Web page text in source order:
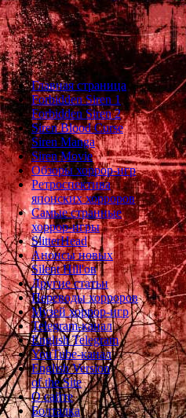
Главная страница
Forbidden Siren 1
Forbidden Siren 2
Siren Blood Curse
Siren Manga
Siren Movie
Обзоры хоррор-игр
Ретроспектива
японских хорроров
Самые странные
хоррор-игры
SlitterHead
Анонсы новых
Silent Hill'ов
Другие статьи
Переводы хорроров
Музей хоррор-игр
Telegram-канал
English Telegram
YouTube-канал
English Version
of the Site
О сайте
Болталка